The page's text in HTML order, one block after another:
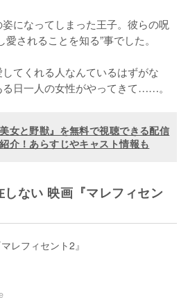
になってしまった王子。彼らの呪
されることを知る”事でした。
てくれる人なんているはずがな
日一人の女性がやってきて……。
女と野獣』を無料で視聴できる配信
介！あらすじやキャスト情報も
ない 映画『マレフィセン